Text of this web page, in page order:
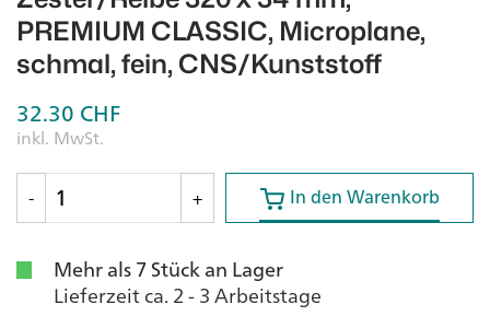
PREMIUM CLASSIC, Microplane,
schmal, fein, CNS/Kunststoff
32.30 CHF
inkl. MwSt.
-
+ In den Warenkorb
In den Warenkorb
Mehr als 7 Stück an Lager
Lieferzeit ca. 2 - 3 Arbeitstage